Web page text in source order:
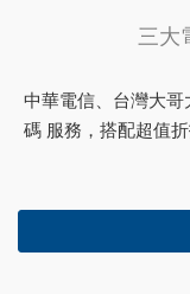
三大
中華電信、台灣大
碼 服務，搭配超值